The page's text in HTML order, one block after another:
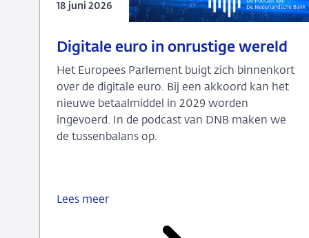
Digitale euro in onrustige wereld
18
juni
2026
Podcast
Het Europees Parlement buigt zich binnenkort
over de digitale euro. Bij een akkoord kan het
nieuwe betaalmiddel in 2029 worden
ingevoerd. In de podcast van DNB maken we
de tussenbalans op.
Lees meerDigitale
18 juni 2026